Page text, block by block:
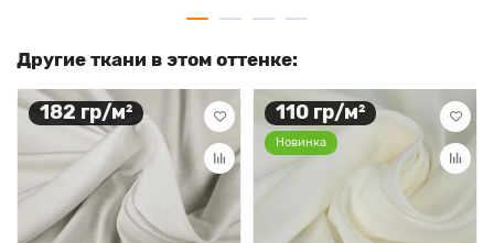
Другие ткани в этом оттенке:
182 гр/м² 110 гр/м²
Новинка